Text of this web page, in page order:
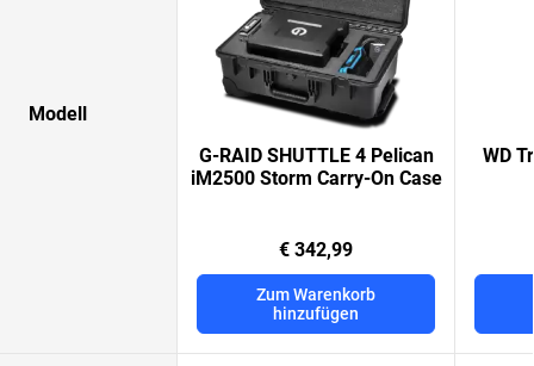
Modell
G-RAID SHUTTLE 4 Pelican
iM2500 Storm Carry-On Case
€ 342,99
Zum Warenkorb
hinzufügen
WD